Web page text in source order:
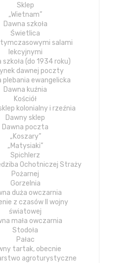
Sklep
„Wietnam”
Dawna szkoła
Świetlica
tymczasowymi salami
lekcyjnymi
szkoła (do 1934 roku)
dawnej poczty
plebania ewangelicka
Dawna kuźnia
Kościół
kolonialny i rzeźnia
Dawny sklep
Dawna poczta
„Koszary”
„Matysiaki”
Spichlerz
Ochotniczej Straży
Pożarnej
Gorzelnia
duża owczarnia
z czasów II wojny
światowej
mała owczarnia
Stodoła
Pałac
tartak, obecnie
agroturystyczne